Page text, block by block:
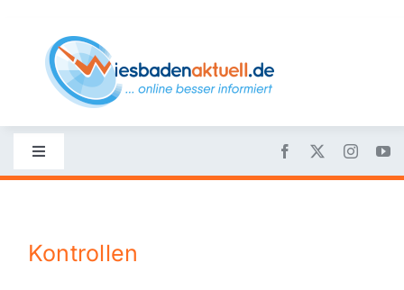
content
Toggle
Navigation
Nachrichten
Kontrollen